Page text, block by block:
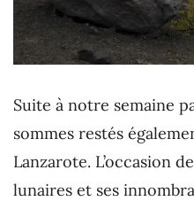
Suite à notre semaine
sommes restés
Lanzarote. L’occasion
lunaires et ses